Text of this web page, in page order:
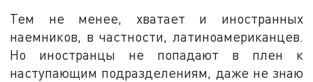
Тем не менее, хватает и иностранных
наемников, в частности, латиноамериканцев.
Но иностранцы не попадают в плен к
наступающим подразделениям, даже не знаю